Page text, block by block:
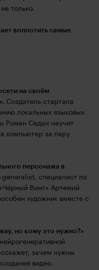
только.
воплотить самые
на своём
Создатель стартапа
локальных языковых
Роман Седых научит
компьютер за пару
персонажа в
специалист по
Винт» Артемий
художник вместе с
но кому это нужно?»
зачем нужны
видео.